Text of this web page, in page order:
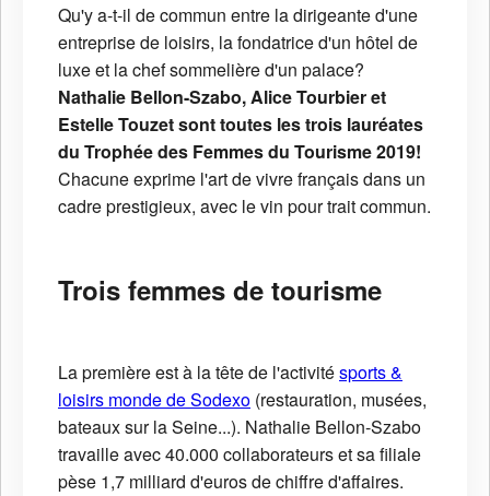
Qu'y a-t-il de commun entre la dirigeante d'une
entreprise de loisirs, la fondatrice d'un hôtel de
luxe et la chef sommelière d'un palace?
Nathalie Bellon-Szabo, Alice Tourbier et
Estelle Touzet sont toutes les trois lauréates
du Trophée des Femmes du Tourisme 2019!
Chacune exprime l'art de vivre français dans un
cadre prestigieux, avec le vin pour trait commun.
Trois femmes de tourisme
La première est à la tête de l'activitésports &
loisirs monde de Sodexo (restauration, musées,
bateaux sur la Seine...). Nathalie Bellon-Szabo
travaille avec 40.000 collaborateurs et sa filiale
pèse 1,7 milliard d'euros de chiffre d'affaires.